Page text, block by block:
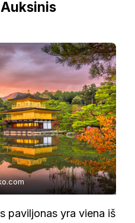
paviljonas yra viena iš